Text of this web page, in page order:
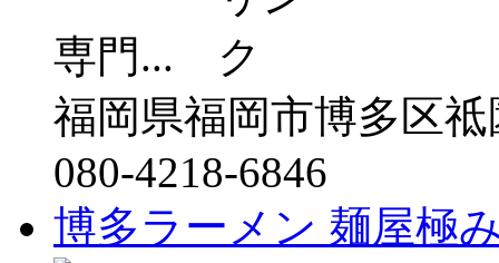
専門...
福岡県福岡市博多区祗
080-4218-6846
博多ラーメン 麺屋極